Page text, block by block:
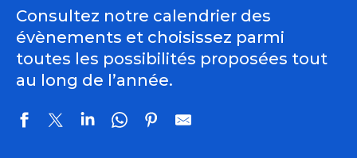
Consultez notre calendrier des
évènements et choisissez parmi
toutes les possibilités proposées tout
au long de l’année.